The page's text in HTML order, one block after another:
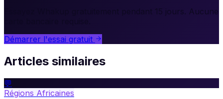
Essayez Whakup gratuitement pendant 15 jours. Aucune
Démarrer l'essai gratuit
Articles similaires
💬
Régions Africaines